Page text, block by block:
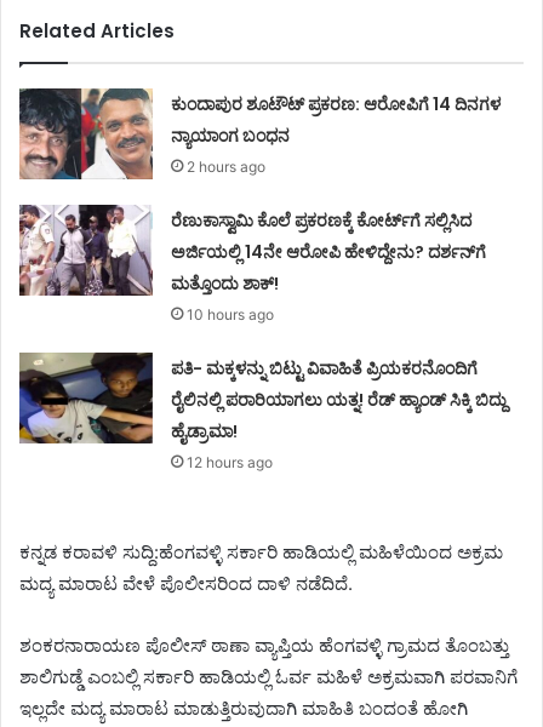
Related Articles
ಕುಂದಾಪುರ ಶೂಟೌಟ್ ಪ್ರಕರಣ: ಆರೋಪಿಗೆ 14 ದಿನಗಳ
ನ್ಯಾಯಾಂಗ ಬಂಧನ
2 hours ago
ರೆಣುಕಾಸ್ವಾಮಿ ಕೊಲೆ ಪ್ರಕರಣಕ್ಕೆ ಕೋರ್ಟ್‌ಗೆ ಸಲ್ಲಿಸಿದ
ಅರ್ಜಿಯಲ್ಲಿ 14ನೇ ಆರೋಪಿ ಹೇಳಿದ್ದೇನು? ದರ್ಶನ್‌ಗೆ
ಮತ್ತೊಂದು ಶಾಕ್!
10 hours ago
ಪತಿ- ಮಕ್ಕಳನ್ನು ಬಿಟ್ಟು ವಿವಾಹಿತೆ ಪ್ರಿಯಕರನೊಂದಿಗೆ
ರೈಲಿನಲ್ಲಿ ಪರಾರಿಯಾಗಲು ಯತ್ನ! ರೆಡ್ ಹ್ಯಾಂಡ್ ಸಿಕ್ಕಿ ಬಿದ್ದು
ಹೈಡ್ರಾಮಾ!
12 hours ago
ಕನ್ನಡ ಕರಾವಳಿ ಸುದ್ದಿ:ಹೆಂಗವಳ್ಳಿ ಸರ್ಕಾರಿ ಹಾಡಿಯಲ್ಲಿ ಮಹಿಳೆಯಿಂದ ಅಕ್ರಮ
ಮದ್ಯ ಮಾರಾಟ ವೇಳೆ ಪೊಲೀಸರಿಂದ ದಾಳಿ ನಡೆದಿದೆ.
ಶಂಕರನಾರಾಯಣ ಪೊಲೀಸ್ ಠಾಣಾ ವ್ಯಾಪ್ತಿಯ ಹೆಂಗವಳ್ಳಿ ಗ್ರಾಮದ ತೊಂಬತ್ತು
ಶಾಲಿಗುಡ್ಡೆ ಎಂಬಲ್ಲಿ ಸರ್ಕಾರಿ ಹಾಡಿಯಲ್ಲಿ ಓರ್ವ ಮಹಿಳೆ ಅಕ್ರಮವಾಗಿ ಪರವಾನಿಗೆ
ಇಲ್ಲದೇ ಮದ್ಯ ಮಾರಾಟ ಮಾಡುತ್ತಿರುವುದಾಗಿ ಮಾಹಿತಿ ಬಂದಂತೆ ಹೋಗಿ